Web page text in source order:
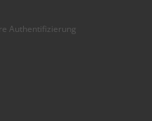
Authentifizierung